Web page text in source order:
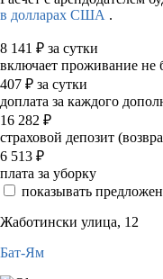
в долларах США .
8 141 ₽ за сутки
включает проживание не
407 ₽ за сутки
доплата за каждого
16 282 ₽
страховой депозит
6 513 ₽
плата за уборку
показывать
Жаботински улица, 12
Бат-Ям